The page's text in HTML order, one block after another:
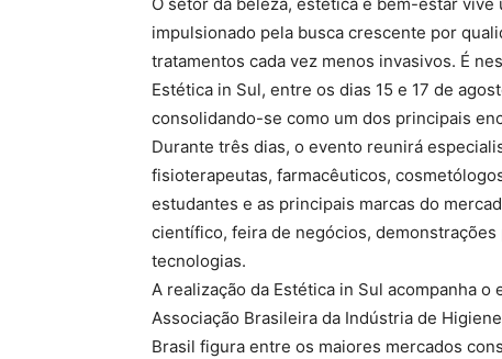
impulsionado pela busca crescente por
tratamentos cada vez menos invasivos. É
Estética in Sul, entre os dias 15 e 17 de
consolidando-se como um dos principais
Durante três dias, o evento reunirá
fisioterapeutas, farmacêuticos,
estudantes e as principais marcas do
científico, feira de negócios,
tecnologias.
A realização da Estética in Sul acompanha
Associação Brasileira da Indústria de
Brasil figura entre os maiores mercados